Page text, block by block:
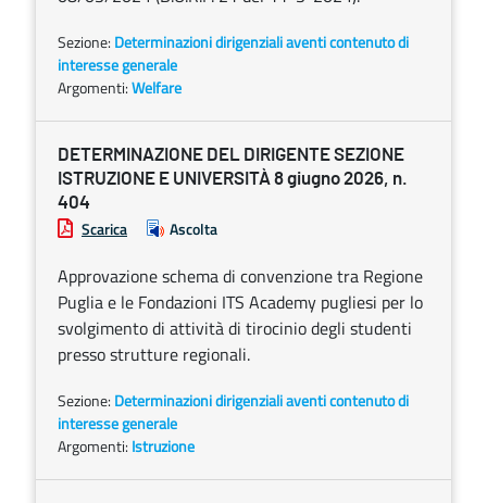
Sezione: Determinazioni dirigenziali aventi contenuto di
interesse generale
Argomenti:Welfare
DETERMINAZIONE DEL DIRIGENTE SEZIONE
ISTRUZIONE E UNIVERSITÀ 8 giugno 2026, n.
404
Scarica Ascolta
Approvazione schema di convenzione tra Regione
Puglia e le Fondazioni ITS Academy pugliesi per lo
svolgimento di attività di tirocinio degli studenti
presso strutture regionali.
Sezione: Determinazioni dirigenziali aventi contenuto di
interesse generale
Argomenti: Istruzione